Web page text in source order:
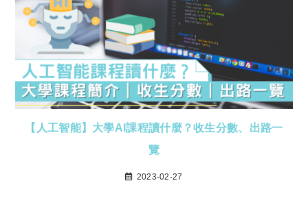
【人工智能】大學AI課程讀什麼？收生分數、出路一
覽
2023-02-27